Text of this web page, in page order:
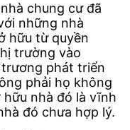
chung cư đã
những nhà
hữu từ quyền
trường vào
phát triển
phải họ không
nhà đó là vĩnh
đó chưa hợp lý.